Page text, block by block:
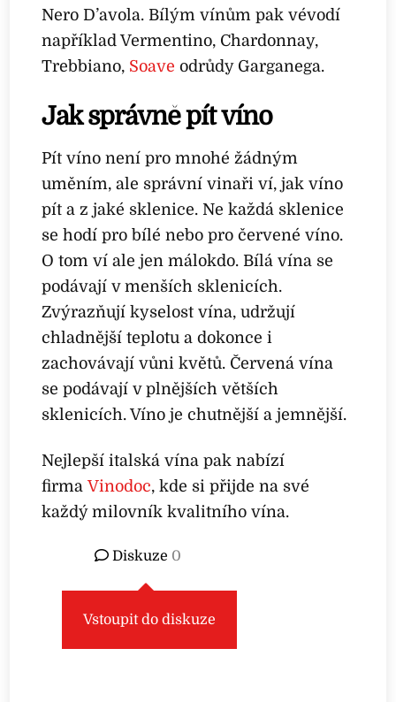
Nero D’avola. Bílým vínům pak vévodí
například Vermentino, Chardonnay,
Trebbiano, Soaveodrůdy Garganega.
Jak správně pít víno
Pít víno není pro mnohé žádným
uměním, ale správní vinaři ví, jak víno
pít a z jaké sklenice. Ne každá sklenice
se hodí pro bílé nebo pro červené víno.
O tom ví ale jen málokdo. Bílá vína se
podávají v menších sklenicích.
Zvýrazňují kyselost vína, udržují
chladnější teplotu a dokonce i
zachovávají vůni květů. Červená vína
se podávají v plnějších větších
sklenicích. Víno je chutnější a jemnější.
Nejlepší italská vína pak nabízí
firmaVinodoc, kde si přijde na své
každý milovník kvalitního vína.
Diskuze 0
Vstoupit do diskuze